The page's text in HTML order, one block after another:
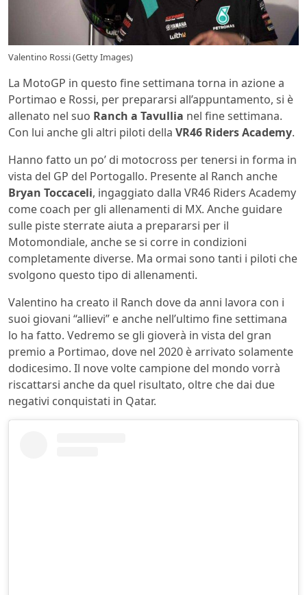
Valentino Rossi (Getty Images)
La MotoGP in questo fine settimana torna in azione a
Portimao e Rossi, per prepararsi all’appuntamento, si è
allenato nel suo Ranch a Tavullia nel fine settimana.
Con lui anche gli altri piloti della VR46 Riders Academy.
Hanno fatto un po’ di motocross per tenersi in forma in
vista del GP del Portogallo. Presente al Ranch anche
Bryan Toccaceli, ingaggiato dalla VR46 Riders Academy
come coach per gli allenamenti di MX. Anche guidare
sulle piste sterrate aiuta a prepararsi per il
Motomondiale, anche se si corre in condizioni
completamente diverse. Ma ormai sono tanti i piloti che
svolgono questo tipo di allenamenti.
Valentino ha creato il Ranch dove da anni lavora con i
suoi giovani “allievi” e anche nell’ultimo fine settimana
lo ha fatto. Vedremo se gli gioverà in vista del gran
premio a Portimao, dove nel 2020 è arrivato solamente
dodicesimo. Il nove volte campione del mondo vorrà
riscattarsi anche da quel risultato, oltre che dai due
negativi conquistati in Qatar.